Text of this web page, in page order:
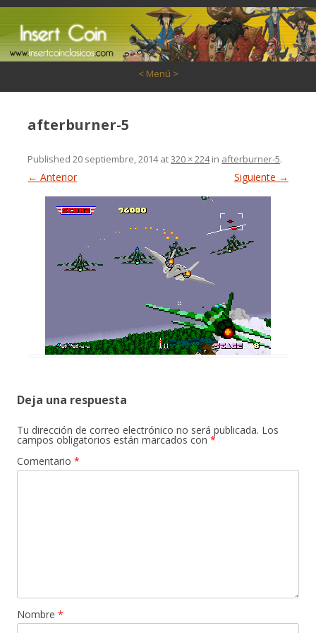
< Menú >
afterburner-5
Published20 septiembre, 2014at320 × 224in afterburner-5.
← Anterior Siguiente →
Deja una respuesta
Tu dirección de correo electrónico no será publicada. Los
campos obligatorios están marcados con *
Comentario *
Nombre *